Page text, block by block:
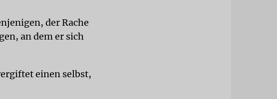
der Rache
an dem er sich
einen selbst,